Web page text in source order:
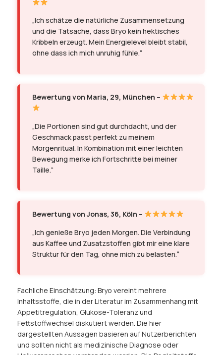
„Ich schätze die natürliche Zusammensetzung
und die Tatsache, dass Bryo kein hektisches
Kribbeln erzeugt. Mein Energielevel bleibt stabil,
ohne dass ich mich unruhig fühle.“
Bewertung von Maria, 29, München –
„Die Portionen sind gut durchdacht, und der
Geschmack passt perfekt zu meinem
Morgenritual. In Kombination mit einer leichten
Bewegung merke ich Fortschritte bei meiner
Taille.“
Bewertung von Jonas, 36, Köln –
„Ich genieße Bryo jeden Morgen. Die Verbindung
aus Kaffee und Zusatzstoffen gibt mir eine klare
Struktur für den Tag, ohne mich zu belasten.“
Fachliche Einschätzung: Bryo vereint mehrere
Inhaltsstoffe, die in der Literatur im Zusammenhang mit
Appetitregulation, Glukose-Toleranz und
Fettstoffwechsel diskutiert werden. Die hier
dargestellten Aussagen basieren auf Nutzerberichten
und sollten nicht als medizinische Diagnose oder